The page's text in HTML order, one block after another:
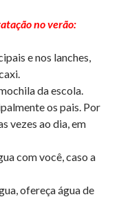
no verão:
e nos lanches,
da escola.
os pais. Por
vezes ao dia, em
com você, caso a
ofereça água de